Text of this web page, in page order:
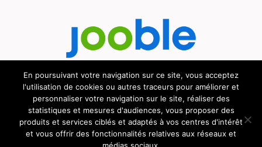
Découvrez le métier de la cuisine.
© GOURMICOM 2019 - 2026 - HÉBERGÉ CHEZ
En poursuivant votre navigation sur ce site, vous acceptez
l'utilisation de cookies ou autres traceurs pour améliorer et
personnaliser votre navigation sur le site, réaliser des
statistiques et mesures d'audiences, vous proposer des
produits et services ciblés et adaptés à vos centres d'intérêt
et vous offrir des fonctionnalités relatives aux réseaux et